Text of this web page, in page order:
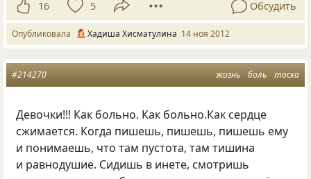
16 5 Обсудить
Опубликовала Хадиша Хисматулина 14 ноя 2012
жизнь боль тоска
#214270
Девочки!!! Как больно. Как больно.Как сердце
сжимается. Когда пишешь, пишешь, пишешь ему
и понимаешь, что там пустота, там тишина
и равнодушие. Сидишь в инете, смотришь